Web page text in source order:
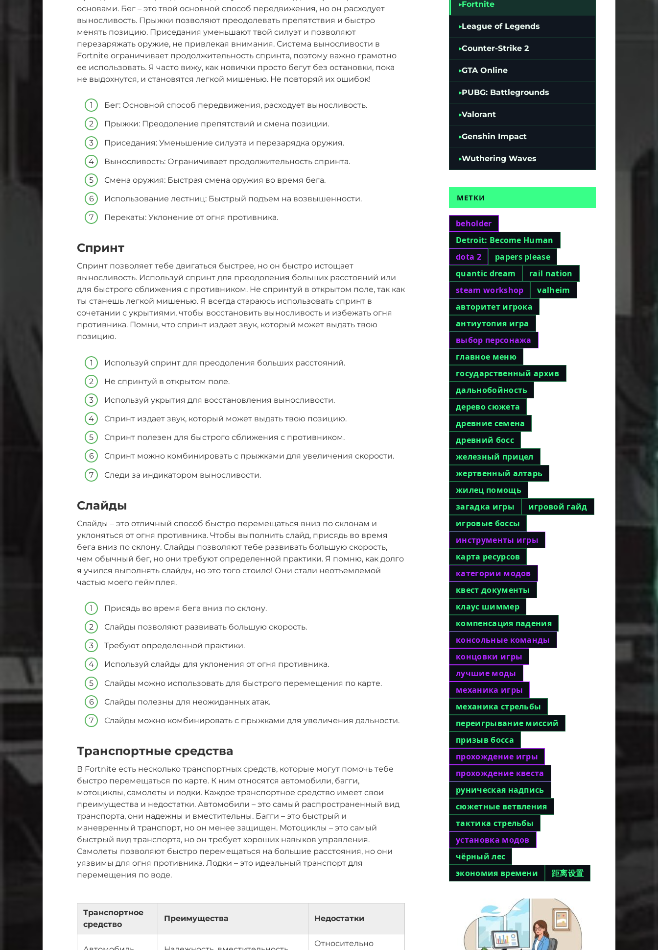
основами. Бег – это твой основной способ передвижения, но он расходует
выносливость. Прыжки позволяют преодолевать препятствия и быстро
менять позицию. Приседания уменьшают твой силуэт и позволяют
перезаряжать оружие, не привлекая внимания. Система выносливости в
Fortnite ограничивает продолжительность спринта, поэтому важно грамотно
ее использовать. Я часто вижу, как новички просто бегут без остановки, пока
не выдохнутся, и становятся легкой мишенью. Не повторяй их ошибок!
Бег: Основной способ передвижения, расходует выносливость.
Прыжки: Преодоление препятствий и смена позиции.
Приседания: Уменьшение силуэта и перезарядка оружия.
Выносливость: Ограничивает продолжительность спринта.
Смена оружия: Быстрая смена оружия во время бега.
Использование лестниц: Быстрый подъем на возвышенности.
Перекаты: Уклонение от огня противника.
Спринт
Спринт позволяет тебе двигаться быстрее, но он быстро истощает
выносливость. Используй спринт для преодоления больших расстояний или
для быстрого сближения с противником. Не спринтуй в открытом поле, так как
ты станешь легкой мишенью. Я всегда стараюсь использовать спринт в
сочетании с укрытиями, чтобы восстановить выносливость и избежать огня
противника. Помни, что спринт издает звук, который может выдать твою
позицию.
Используй спринт для преодоления больших расстояний.
Не спринтуй в открытом поле.
Используй укрытия для восстановления выносливости.
Спринт издает звук, который может выдать твою позицию.
Спринт полезен для быстрого сближения с противником.
Спринт можно комбинировать с прыжками для увеличения скорости.
Следи за индикатором выносливости.
Слайды
Слайды – это отличный способ быстро перемещаться вниз по склонам и
уклоняться от огня противника. Чтобы выполнить слайд, присядь во время
бега вниз по склону. Слайды позволяют тебе развивать большую скорость,
чем обычный бег, но они требуют определенной практики. Я помню, как долго
я учился выполнять слайды, но это того стоило! Они стали неотъемлемой
частью моего геймплея.
Присядь во время бега вниз по склону.
Слайды позволяют развивать большую скорость.
Требуют определенной практики.
Используй слайды для уклонения от огня противника.
Слайды можно использовать для быстрого перемещения по карте.
Слайды полезны для неожиданных атак.
Слайды можно комбинировать с прыжками для увеличения дальности.
Транспортные средства
В Fortnite есть несколько транспортных средств, которые могут помочь тебе
быстро перемещаться по карте. К ним относятся автомобили, багги,
мотоциклы, самолеты и лодки. Каждое транспортное средство имеет свои
преимущества и недостатки. Автомобили – это самый распространенный вид
транспорта, они надежны и вместительны. Багги – это быстрый и
маневренный транспорт, но он менее защищен. Мотоциклы – это самый
быстрый вид транспорта, но он требует хороших навыков управления.
Самолеты позволяют быстро перемещаться на большие расстояния, но они
уязвимы для огня противника. Лодки – это идеальный транспорт для
перемещения по воде.
Транспортное
средство
Преимущества Недостатки
Относительно
Fortnite
League of Legends
Counter-Strike 2
GTA Online
PUBG: Battlegrounds
Valorant
Genshin Impact
Wuthering Waves
МЕТКИ
beholder
Detroit: Become Human
dota 2
papers please
quantic dream
rail nation
steam workshop
valheim
авторитет игрока
антиутопия игра
выбор персонажа
главное меню
государственный архив
дальнобойность
дерево сюжета
древние семена
древний босс
железный прицел
жертвенный алтарь
жилец помощь
загадка игры
игровой гайд
игровые боссы
инструменты игры
карта ресурсов
категории модов
квест документы
клаус шиммер
компенсация падения
консольные команды
концовки игры
лучшие моды
механика игры
механика стрельбы
переигрывание миссий
призыв босса
прохождение игры
прохождение квеста
руническая надпись
сюжетные ветвления
тактика стрельбы
установка модов
чёрный лес
экономия времени
距离设置